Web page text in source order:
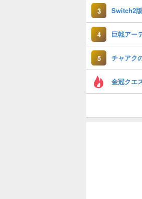
3 Switch2
4
5
金冠クエ